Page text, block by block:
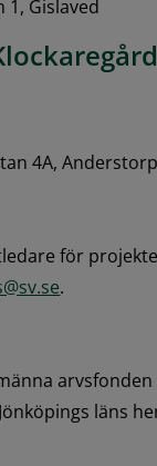
1, Gislaved
4A, Anderstorp
för
.
läns